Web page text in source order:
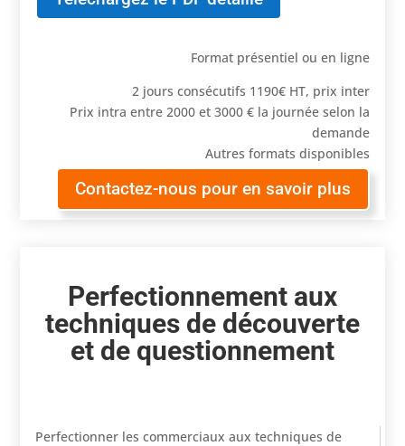
Format présentiel ou en ligne
2 jours consécutifs 1190€ HT, prix inter
Prix intra entre 2000 et 3000 € la journée selon la
demande
Autres formats disponibles
Contactez-nous pour en savoir plus
Perfectionnement aux
techniques de découverte
et de questionnement
Perfectionner les commerciaux aux techniques de